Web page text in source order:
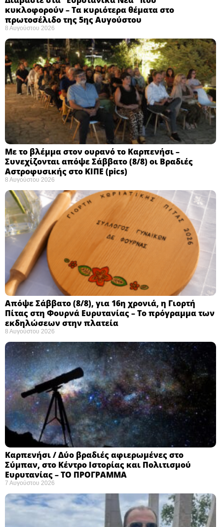
κυκλοφορούν – Τα κυριότερα θέματα στο
πρωτοσέλιδο της 5ης Αυγούστου
8 Αυγούστου 2026
Με το βλέμμα στον ουρανό το Καρπενήσι –
Συνεχίζονται απόψε Σάββατο (8/8) οι Βραδιές
Αστροφυσικής στο ΚΙΠΕ (pics)
8 Αυγούστου 2026
Απόψε Σάββατο (8/8), για 16η χρονιά, η Γιορτή
Πίτας στη Φουρνά Ευρυτανίας – Το πρόγραμμα των
εκδηλώσεων στην πλατεία
8 Αυγούστου 2026
Καρπενήσι / Δύο βραδιές αφιερωμένες στο
Σύμπαν, στο Κέντρο Ιστορίας και Πολιτισμού
Ευρυτανίας – ΤΟ ΠΡΟΓΡΑΜΜΑ
7 Αυγούστου 2026